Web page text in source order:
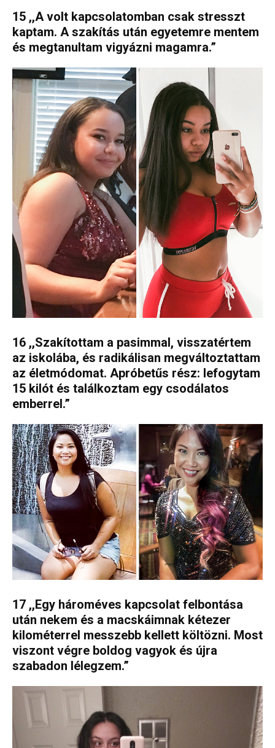
15 ,,A volt kapcsolatomban csak stresszt
kaptam. A szakítás után egyetemre mentem
és megtanultam vigyázni magamra.”
16 ,,Szakítottam a pasimmal, visszatértem
az iskolába, és radikálisan megváltoztattam
az életmódomat. Apróbetűs rész: lefogytam
15 kilót és találkoztam egy csodálatos
emberrel.”
17 ,,Egy hároméves kapcsolat felbontása
után nekem és a macskáimnak kétezer
kilométerrel messzebb kellett költözni. Most
viszont végre boldog vagyok és újra
szabadon lélegzem.”